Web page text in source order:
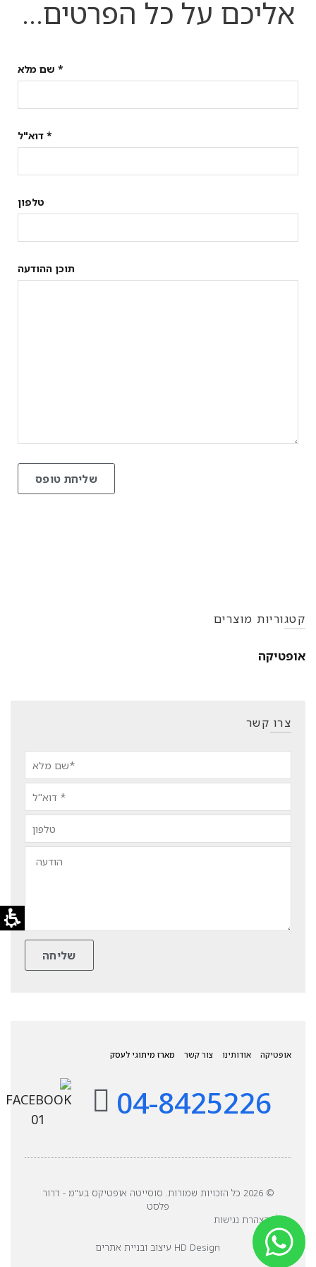
אליכם על כל הפרטים…
שם מלא *
דוא"ל *
טלפון
תוכן ההודעה
קטגוריות מוצרים
אופטיקה
צרו קשר
אופטיקה אודותינו צור קשר מארז מיתוגי לעסק
04-8425226
© 2026 כל הזכויות שמורות. סוסייטה אופטיקס בע"מ - דרור
פלסט
הצהרת נגישות
HD Design עיצוב ובניית אתרים